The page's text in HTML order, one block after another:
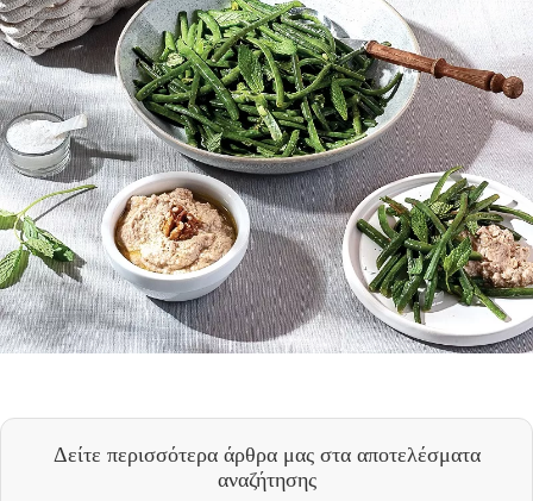
Δείτε περισσότερα άρθρα μας στα αποτελέσματα
αναζήτησης